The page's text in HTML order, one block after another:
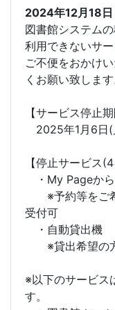
2024年12月18日
図書館システム
利用できないサ
ご不便をおかけ
くお願い致します
【サービス停止
2025年1月6日
【停止サービス
・My Pageか
※予約等をご希
受付可
・自動貸出機
※貸出希望の方
※以下のサービス
す。